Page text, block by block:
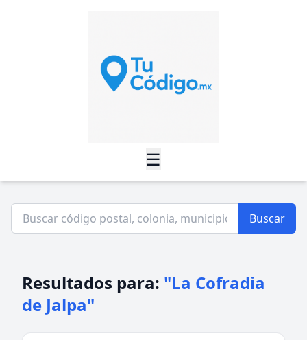
☰
Buscar
Resultados para: "La Cofradia
de Jalpa"